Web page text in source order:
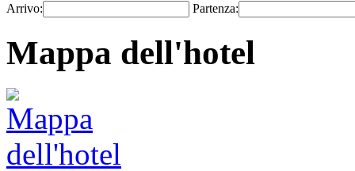
Arrivo: Partenza:
Mappa dell'hotel